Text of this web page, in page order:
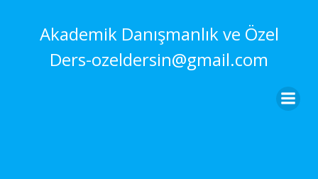
Akademik Danışmanlık ve Özel
Ders-ozeldersin@gmail.com